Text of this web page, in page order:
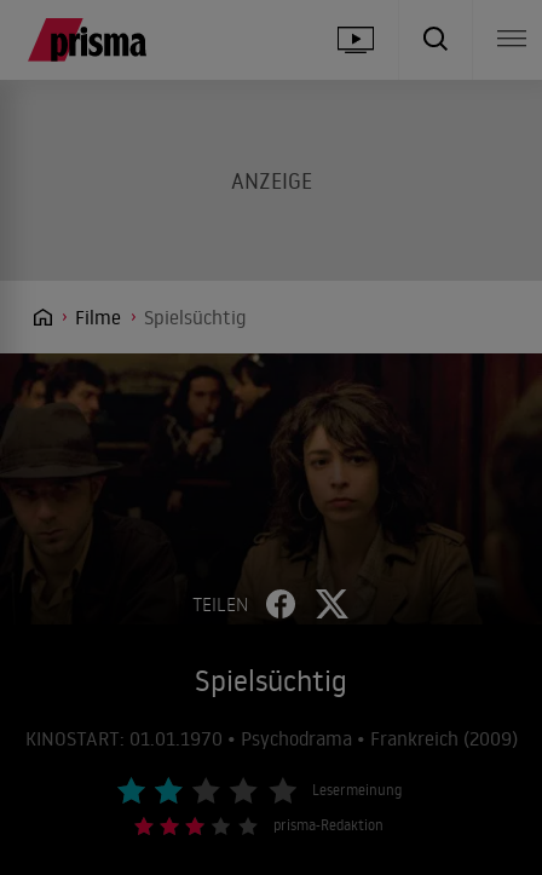
Filme Spielsüchtig
TEILEN
Spielsüchtig
KINOSTART: 01.01.1970 • Psychodrama • Frankreich (2009)
Lesermeinung
prisma-Redaktion